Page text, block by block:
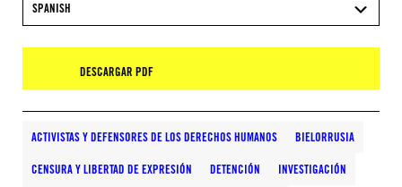
SPANISH
DESCARGAR PDF
ACTIVISTAS Y DEFENSORES DE LOS DERECHOS HUMANOS BIELORRUSIA
CENSURA Y LIBERTAD DE EXPRESIÓN DETENCIÓN INVESTIGACIÓN